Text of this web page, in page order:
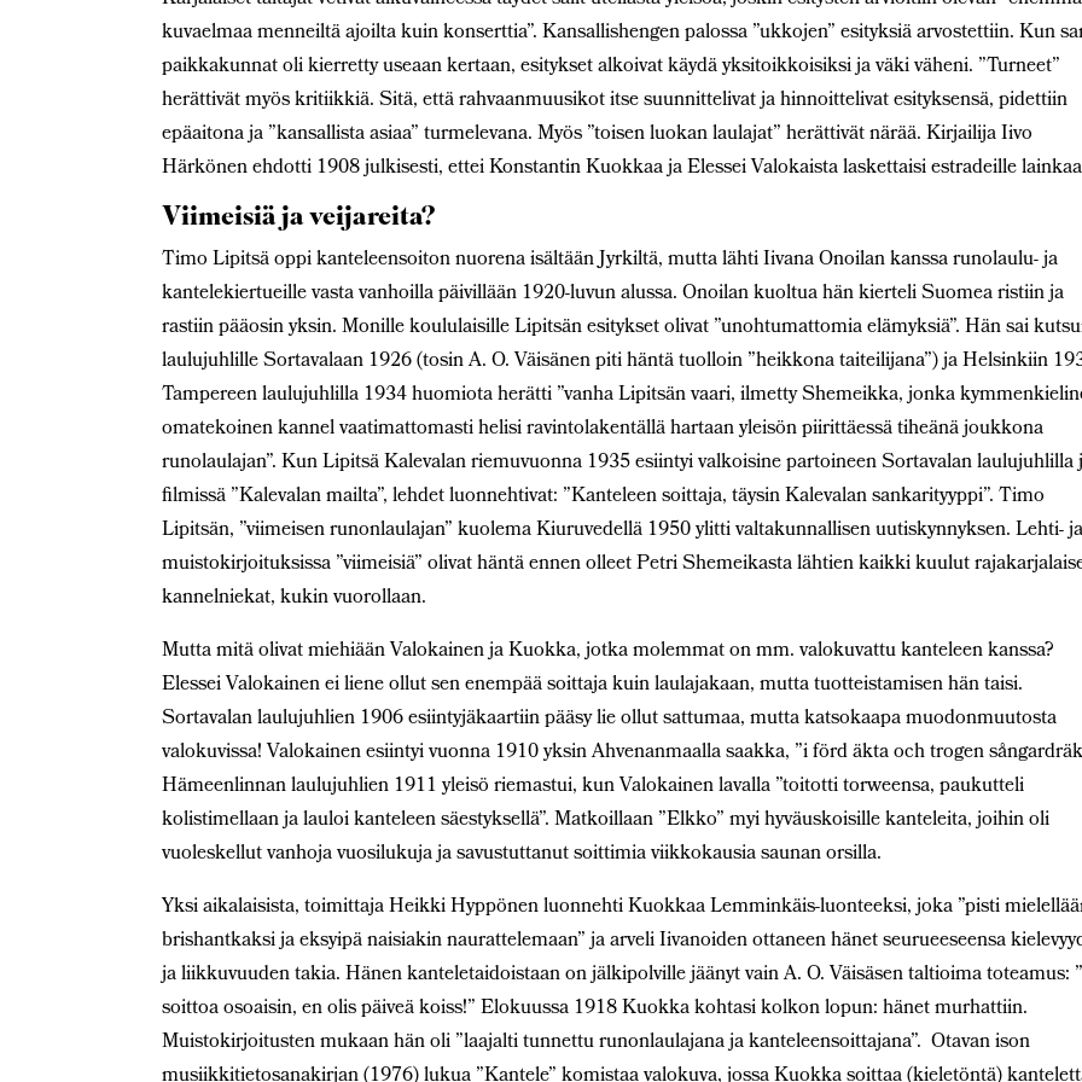
kuvaelmaa menneiltä ajoilta kuin konserttia”. Kansallishengen palossa ”ukkojen” esityksiä arvostettiin. Kun
paikkakunnat oli kierretty useaan kertaan, esitykset alkoivat käydä yksitoikkoisiksi ja väki väheni. ”Turneet”
herättivät myös kritiikkiä. Sitä, että rahvaanmuusikot itse suunnittelivat ja hinnoittelivat esityksensä, pidettiin
epäaitona ja ”kansallista asiaa” turmelevana. Myös ”toisen luokan laulajat” herättivät närää. Kirjailija Iivo
Härkönen ehdotti 1908 julkisesti, ettei Konstantin Kuokkaa ja Elessei Valokaista laskettaisi estradeille
Viimeisiä ja veijareita?
Timo Lipitsä oppi kanteleensoiton nuorena isältään Jyrkiltä, mutta lähti Iivana Onoilan kanssa runolaulu- ja
kantelekiertueille vasta vanhoilla päivillään 1920-luvun alussa. Onoilan kuoltua hän kierteli Suomea ristiin ja
rastiin pääosin yksin. Monille koululaisille Lipitsän esitykset olivat ”unohtumattomia elämyksiä”. Hän sai
laulujuhlille Sortavalaan 1926 (tosin A. O. Väisänen piti häntä tuolloin ”heikkona taiteilijana”) ja Helsinkiin
Tampereen laulujuhlilla 1934 huomiota herätti ”vanha Lipitsän vaari, ilmetty Shemeikka, jonka
omatekoinen kannel vaatimattomasti helisi ravintolakentällä hartaan yleisön piirittäessä tiheänä joukkona
runolaulajan”. Kun Lipitsä Kalevalan riemuvuonna 1935 esiintyi valkoisine partoineen Sortavalan laulujuhlilla
filmissä ”Kalevalan mailta”, lehdet luonnehtivat: ”Kanteleen soittaja, täysin Kalevalan sankarityyppi”. Timo
Lipitsän, ”viimeisen runonlaulajan” kuolema Kiuruvedellä 1950 ylitti valtakunnallisen uutiskynnyksen. Lehti- ja
muistokirjoituksissa ”viimeisiä” olivat häntä ennen olleet Petri Shemeikasta lähtien kaikki kuulut
kannelniekat, kukin vuorollaan.
Mutta mitä olivat miehiään Valokainen ja Kuokka, jotka molemmat on mm. valokuvattu kanteleen kanssa?
Elessei Valokainen ei liene ollut sen enempää soittaja kuin laulajakaan, mutta tuotteistamisen hän taisi.
Sortavalan laulujuhlien 1906 esiintyjäkaartiin pääsy lie ollut sattumaa, mutta katsokaapa muodonmuutosta
valokuvissa! Valokainen esiintyi vuonna 1910 yksin Ahvenanmaalla saakka, ”i förd äkta och trogen
Hämeenlinnan laulujuhlien 1911 yleisö riemastui, kun Valokainen lavalla ”toitotti torweensa, paukutteli
kolistimellaan ja lauloi kanteleen säestyksellä”. Matkoillaan ”Elkko” myi hyväuskoisille kanteleita, joihin oli
vuoleskellut vanhoja vuosilukuja ja savustuttanut soittimia viikkokausia saunan orsilla.
Yksi aikalaisista, toimittaja Heikki Hyppönen luonnehti Kuokkaa Lemminkäis-luonteeksi, joka ”pisti
brishantkaksi ja eksyipä naisiakin naurattelemaan” ja arveli Iivanoiden ottaneen hänet seurueeseensa
ja liikkuvuuden takia. Hänen kanteletaidoistaan on jälkipolville jäänyt vain A. O. Väisäsen taltioima toteamus:
soittoa osoaisin, en olis päiveä koiss!” Elokuussa 1918 Kuokka kohtasi kolkon lopun: hänet murhattiin.
Muistokirjoitusten mukaan hän oli ”laajalti tunnettu runonlaulajana ja kanteleensoittajana”. Otavan ison